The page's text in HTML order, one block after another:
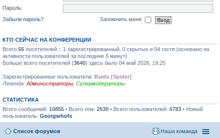
Пароль:
Забыли пароль?
Запомнить меня
КТО СЕЙЧАС НА КОНФЕРЕНЦИИ
Всего 55 посетителей :: 1 зарегистрированный, 0 скрытых и 54 гостя (основано на
активности пользователей за последние 5 минут)
Больше всего посетителей (3640) здесь было 04 май 2026, 19:25
Зарегистрированные пользователи: Baidu [Spider]
Легенда: Администраторы Супермодераторы
СТАТИСТИКА
Всего сообщений: 10855 • Всего тем: 2530 • Всего пользователей: 6783 • Новый
пользователь: Georgwhofs
Список форумов Наша команда